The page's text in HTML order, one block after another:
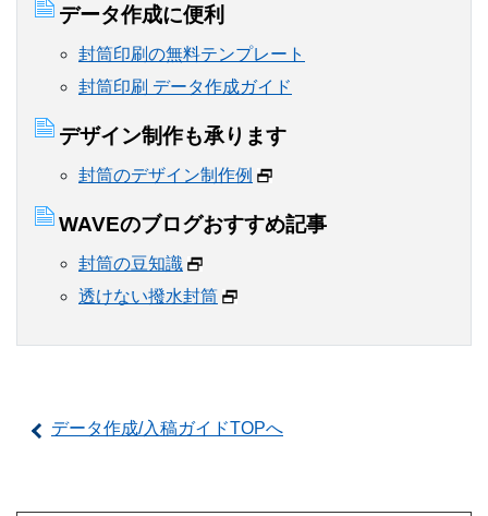
データ作成に便利
封筒印刷の無料テンプレート
封筒印刷 データ作成ガイド
デザイン制作も承ります
封筒のデザイン制作例
WAVEのブログおすすめ記事
封筒の豆知識
透けない撥水封筒
データ作成/入稿ガイドTOPへ